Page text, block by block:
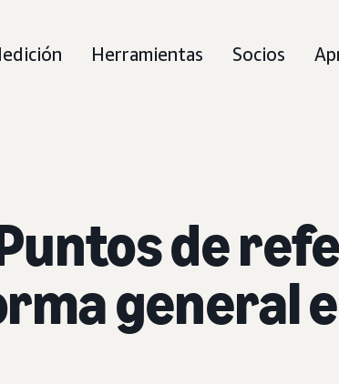
Herramientas Socios
de
general